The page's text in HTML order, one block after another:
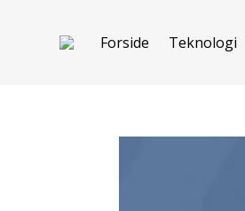
Forside Teknologi